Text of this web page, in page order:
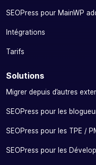
SEOPress pour MainWP
Intégrations
Tarifs
Solutions
Migrer depuis d’autres
SEOPress pour les
SEOPress pour les TPE /
SEOPress pour les